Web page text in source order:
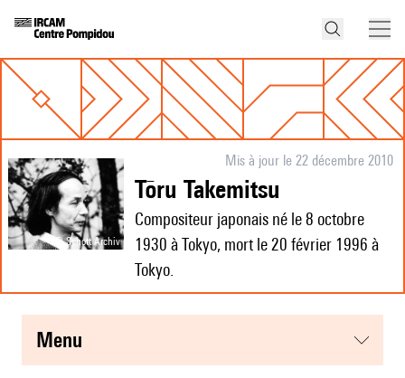
© Schott Archiv
Mis à jour le 22 décembre 2010
Tōru Takemitsu
Compositeur japonais né le 8 octobre
1930 à Tokyo, mort le 20 février 1996 à
Tokyo.
menu